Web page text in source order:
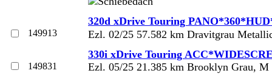
149913
320d xDrive Touring
Ezl. 02/25 57.582 km Dravitgrau
149831
330i xDrive Touring
Ezl. 05/25 21.385 km Brooklyn Grau, M